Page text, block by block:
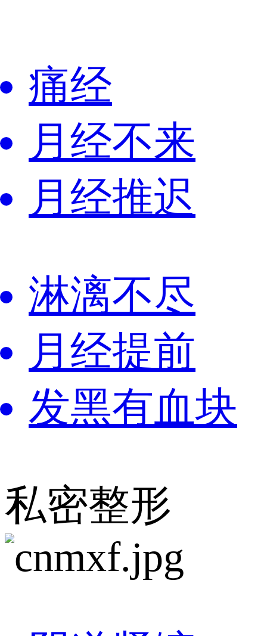
痛经
月经不来
月经推迟
淋漓不尽
月经提前
发黑有血块
私密整形